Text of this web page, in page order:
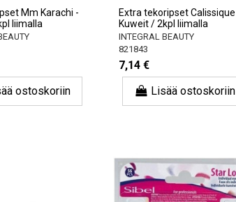
Mm Karachi -
liimalla
ostoskoriin
Extra tekoripset Calissique
Kuweit / 2kpl liimalla
INTEGRAL BEAUTY
821843
7,14 €
Lisää ostoskoriin